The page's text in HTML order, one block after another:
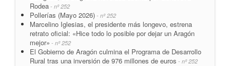
Rodea - nº 252
Pollerías (Mayo 2026) - nº 252
Marcelino Iglesias, el presidente más longevo, estrena
retrato oficial: «Hice todo lo posible por dejar un Aragón
mejor» - nº 252
El Gobierno de Aragón culmina el Programa de Desarrollo
Rural tras una inversión de 976 millones de euros - nº 252